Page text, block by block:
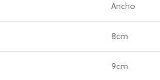
Ancho
8cm
9cm